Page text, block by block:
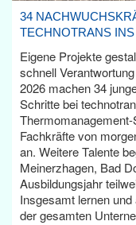
34
TECHNOTRANS
Eigene Projekte
schnell
2026 machen 34
Schritte bei
Fachkräfte von
an. Weitere Talente
Meinerzhagen, Bad
Ausbildungsjahr
Insgesamt lernen
der gesamten